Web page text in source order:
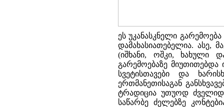
ეს უკანასკნელი
დამახასიათებელია. ასე,
(იშხანი, ოშკი, ხახული
გარემოებაზე მიუთითებდა
სვეტისთავები და
ერთმანეთისაგან
ტრადიცია უთუოდ
საწარბე ძელებზე